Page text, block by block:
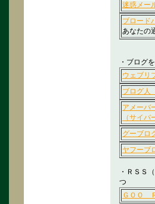
迷惑メー
ブロード
あなたの
・ブログ
ウェブリ
ブログ人
アメーバ
（サイバ
グーブロ
ヤフーブ
・ＲＳＳ
つ かの
ＧＯＯ